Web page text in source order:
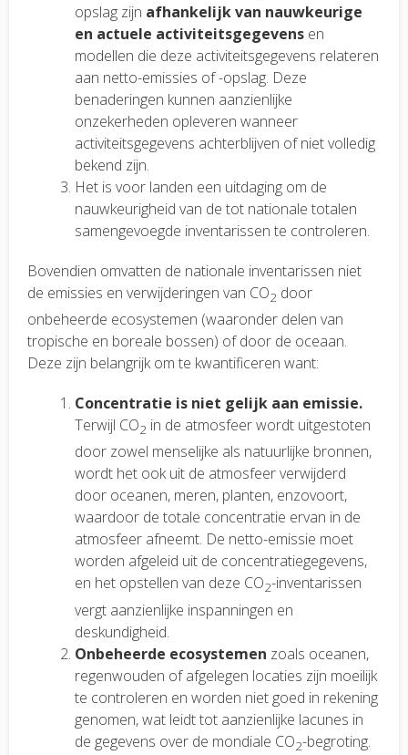
opslag zijn afhankelijk van nauwkeurige
en actuele activiteitsgegevens en
modellen die deze activiteitsgegevens relateren
aan netto-emissies of -opslag. Deze
benaderingen kunnen aanzienlijke
onzekerheden opleveren wanneer
activiteitsgegevens achterblijven of niet volledig
bekend zijn.
Het is voor landen een uitdaging om de
nauwkeurigheid van de tot nationale totalen
samengevoegde inventarissen te controleren.
Bovendien omvatten de nationale inventarissen niet
de emissies en verwijderingen van CO2 door
onbeheerde ecosystemen (waaronder delen van
tropische en boreale bossen) of door de oceaan.
Deze zijn belangrijk om te kwantificeren want:
Concentratie is niet gelijk aan emissie.
Terwijl CO2 in de atmosfeer wordt uitgestoten
door zowel menselijke als natuurlijke bronnen,
wordt het ook uit de atmosfeer verwijderd
door oceanen, meren, planten, enzovoort,
waardoor de totale concentratie ervan in de
atmosfeer afneemt. De netto-emissie moet
worden afgeleid uit de concentratiegegevens,
en het opstellen van deze CO2-inventarissen
vergt aanzienlijke inspanningen en
deskundigheid.
Onbeheerde ecosystemen zoals oceanen,
regenwouden of afgelegen locaties zijn moeilijk
te controleren en worden niet goed in rekening
genomen, wat leidt tot aanzienlijke lacunes in
de gegevens over de mondiale CO2-begroting.